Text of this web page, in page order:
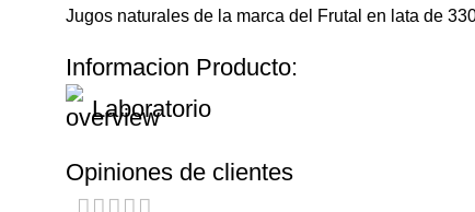
Jugos naturales de la marca del Frutal en lata de
Informacion Producto:
Laboratorio
Opiniones de clientes